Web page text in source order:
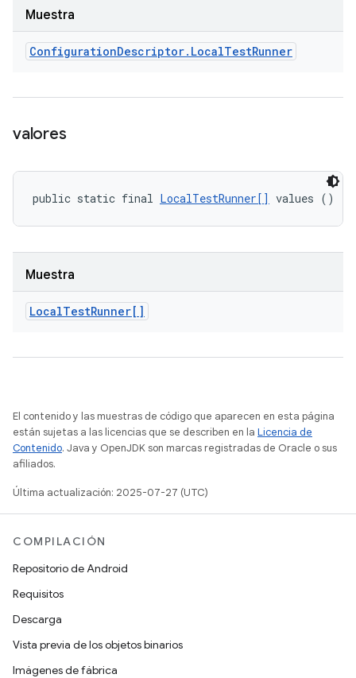
Muestra
ConfigurationDescriptor. LocalTestRunner
valores
public static final LocalTestRunner[] values ()
Muestra
LocalTestRunner[]
El contenido y las muestras de código que aparecen en esta página
están sujetas a las licencias que se describen en la Licencia de
Contenido. Java y OpenJDK son marcas registradas de Oracle o sus
afiliados.
Última actualización: 2025-07-27 (UTC)
COMPILACIÓN
Repositorio de Android
Requisitos
Descarga
Vista previa de los objetos binarios
Imágenes de fábrica